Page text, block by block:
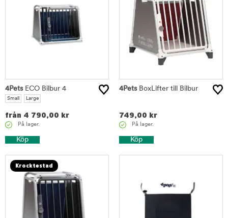
4PetsECO Bilbur 4
Small Large
från 4 790,00 kr
På lager.
Köp
4PetsBoxLifter till Bilbur
749,00 kr
På lager.
Köp
Krocktestad